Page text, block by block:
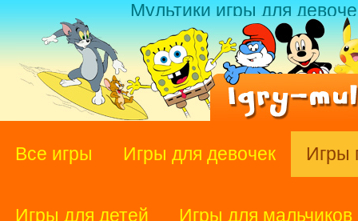
Мультики игры для
Все игры Игры для девочек Игры
Игры для детей Игры для мальчиков